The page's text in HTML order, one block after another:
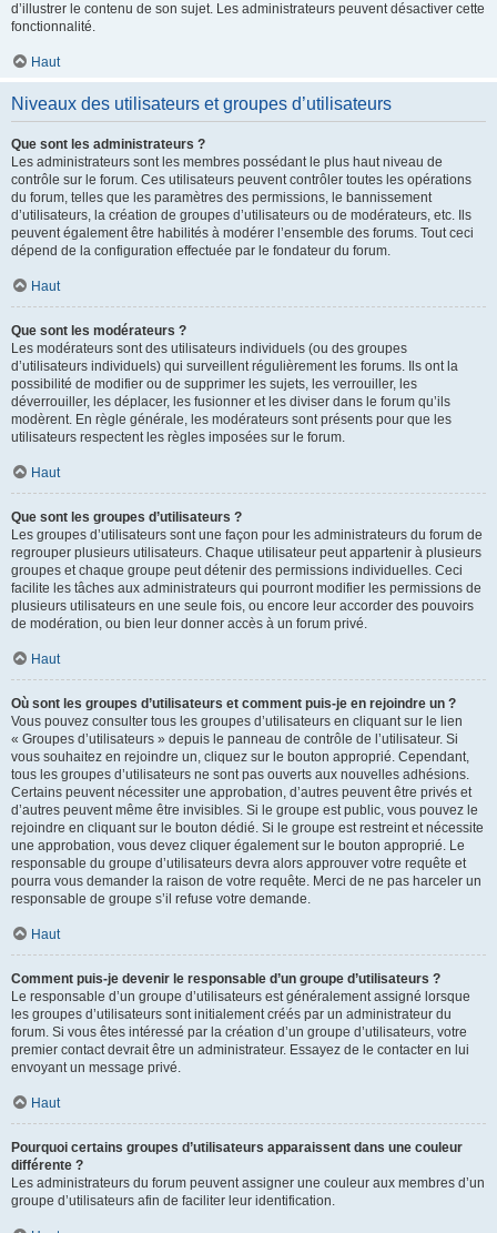
d’illustrer le contenu de son sujet. Les administrateurs peuvent désactiver cette
fonctionnalité.
Haut
Niveaux des utilisateurs et groupes d’utilisateurs
Que sont les administrateurs ?
Les administrateurs sont les membres possédant le plus haut niveau de
contrôle sur le forum. Ces utilisateurs peuvent contrôler toutes les opérations
du forum, telles que les paramètres des permissions, le bannissement
d’utilisateurs, la création de groupes d’utilisateurs ou de modérateurs, etc. Ils
peuvent également être habilités à modérer l’ensemble des forums. Tout ceci
dépend de la configuration effectuée par le fondateur du forum.
Haut
Que sont les modérateurs ?
Les modérateurs sont des utilisateurs individuels (ou des groupes
d’utilisateurs individuels) qui surveillent régulièrement les forums. Ils ont la
possibilité de modifier ou de supprimer les sujets, les verrouiller, les
déverrouiller, les déplacer, les fusionner et les diviser dans le forum qu’ils
modèrent. En règle générale, les modérateurs sont présents pour que les
utilisateurs respectent les règles imposées sur le forum.
Haut
Que sont les groupes d’utilisateurs ?
Les groupes d’utilisateurs sont une façon pour les administrateurs du forum de
regrouper plusieurs utilisateurs. Chaque utilisateur peut appartenir à plusieurs
groupes et chaque groupe peut détenir des permissions individuelles. Ceci
facilite les tâches aux administrateurs qui pourront modifier les permissions de
plusieurs utilisateurs en une seule fois, ou encore leur accorder des pouvoirs
de modération, ou bien leur donner accès à un forum privé.
Haut
Où sont les groupes d’utilisateurs et comment puis-je en rejoindre un ?
Vous pouvez consulter tous les groupes d’utilisateurs en cliquant sur le lien
« Groupes d’utilisateurs » depuis le panneau de contrôle de l’utilisateur. Si
vous souhaitez en rejoindre un, cliquez sur le bouton approprié. Cependant,
tous les groupes d’utilisateurs ne sont pas ouverts aux nouvelles adhésions.
Certains peuvent nécessiter une approbation, d’autres peuvent être privés et
d’autres peuvent même être invisibles. Si le groupe est public, vous pouvez le
rejoindre en cliquant sur le bouton dédié. Si le groupe est restreint et nécessite
une approbation, vous devez cliquer également sur le bouton approprié. Le
responsable du groupe d’utilisateurs devra alors approuver votre requête et
pourra vous demander la raison de votre requête. Merci de ne pas harceler un
responsable de groupe s’il refuse votre demande.
Haut
Comment puis-je devenir le responsable d’un groupe d’utilisateurs ?
Le responsable d’un groupe d’utilisateurs est généralement assigné lorsque
les groupes d’utilisateurs sont initialement créés par un administrateur du
forum. Si vous êtes intéressé par la création d’un groupe d’utilisateurs, votre
premier contact devrait être un administrateur. Essayez de le contacter en lui
envoyant un message privé.
Haut
Pourquoi certains groupes d’utilisateurs apparaissent dans une couleur
différente ?
Les administrateurs du forum peuvent assigner une couleur aux membres d’un
groupe d’utilisateurs afin de faciliter leur identification.